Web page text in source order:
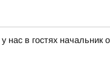
нас в гостях